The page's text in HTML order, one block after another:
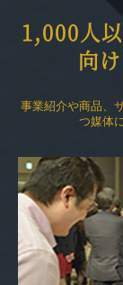
1,000人
向
事業紹介や商品、
つ媒体